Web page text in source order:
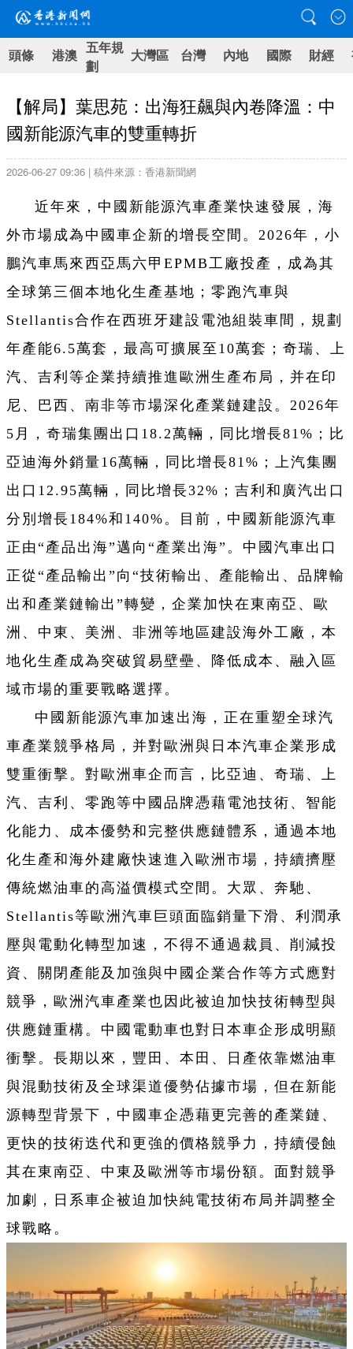
頭條 港澳 五年規
劃
大灣區 台灣 內地 國際 財經
【解局】葉思苑：出海狂飆與內卷降溫：中
國新能源汽車的雙重轉折
2026-06-27 09:36 | 稿件來源：香港新聞網
近年來，中國新能源汽車產業快速發展，海
外市場成為中國車企新的增長空間。2026年，小
鵬汽車馬來西亞馬六甲EPMB工廠投產，成為其
全球第三個本地化生產基地；零跑汽車與
Stellantis合作在西班牙建設電池組裝車間，規劃
年產能6.5萬套，最高可擴展至10萬套；奇瑞、上
汽、吉利等企業持續推進歐洲生產布局，并在印
尼、巴西、南非等市場深化產業鏈建設。2026年
5月，奇瑞集團出口18.2萬輛，同比增長81%；比
亞迪海外銷量16萬輛，同比增長81%；上汽集團
出口12.95萬輛，同比增長32%；吉利和廣汽出口
分別增長184%和140%。目前，中國新能源汽車
正由“產品出海”邁向“產業出海”。中國汽車出口
正從“產品輸出”向“技術輸出、產能輸出、品牌輸
出和產業鏈輸出”轉變，企業加快在東南亞、歐
洲、中東、美洲、非洲等地區建設海外工廠，本
地化生產成為突破貿易壁壘、降低成本、融入區
域市場的重要戰略選擇。
中國新能源汽車加速出海，正在重塑全球汽
車產業競爭格局，并對歐洲與日本汽車企業形成
雙重衝擊。對歐洲車企而言，比亞迪、奇瑞、上
汽、吉利、零跑等中國品牌憑藉電池技術、智能
化能力、成本優勢和完整供應鏈體系，通過本地
化生產和海外建廠快速進入歐洲市場，持續擠壓
傳統燃油車的高溢價模式空間。大眾、奔馳、
Stellantis等歐洲汽車巨頭面臨銷量下滑、利潤承
壓與電動化轉型加速，不得不通過裁員、削減投
資、關閉產能及加強與中國企業合作等方式應對
競爭，歐洲汽車產業也因此被迫加快技術轉型與
供應鏈重構。中國電動車也對日本車企形成明顯
衝擊。長期以來，豐田、本田、日產依靠燃油車
與混動技術及全球渠道優勢佔據市場，但在新能
源轉型背景下，中國車企憑藉更完善的產業鏈、
更快的技術迭代和更強的價格競爭力，持續侵蝕
其在東南亞、中東及歐洲等市場份額。面對競爭
加劇，日系車企被迫加快純電技術布局并調整全
球戰略。